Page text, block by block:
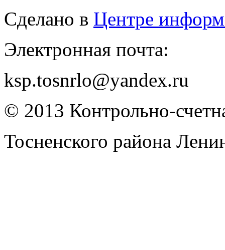
Сделано в Центре
Электронная почта:
ksp.tosnrlo@yandex.ru
© 2013 Контрольно-
Тосненского района